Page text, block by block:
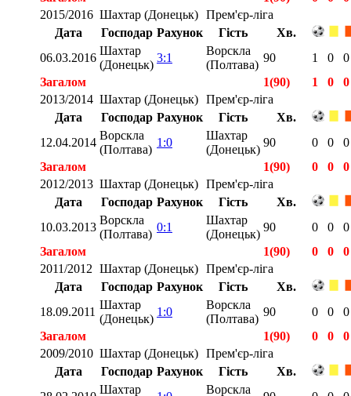
2015/2016 Шахтар (Донецьк) Прем'єр-ліга
Дата
Господар Рахунок Гість
Хв.
06.03.2016
Шахтар
(Донецьк)
3:1
Ворскла
(Полтава)
90 1 0
0
Загалом
1(90) 1 0
0
2013/2014 Шахтар (Донецьк) Прем'єр-ліга
Дата
Господар Рахунок Гість
Хв.
12.04.2014
Ворскла
(Полтава)
1:0
Шахтар
(Донецьк)
90 0 0
0
Загалом
1(90) 0 0
0
2012/2013 Шахтар (Донецьк) Прем'єр-ліга
Дата
Господар Рахунок Гість
Хв.
10.03.2013
Ворскла
(Полтава)
0:1
Шахтар
(Донецьк)
90 0 0
0
Загалом
1(90) 0 0
0
2011/2012 Шахтар (Донецьк) Прем'єр-ліга
Дата
Господар Рахунок Гість
Хв.
18.09.2011
Шахтар
(Донецьк)
1:0
Ворскла
(Полтава)
90 0 0
0
Загалом
1(90) 0 0
0
2009/2010 Шахтар (Донецьк) Прем'єр-ліга
Дата
Господар Рахунок Гість
Хв.
Шахтар Ворскла